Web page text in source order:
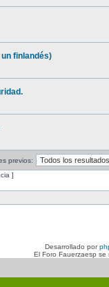
finlandés)
previos:
]
Desarrollado por
El Foro Fauerzaesp